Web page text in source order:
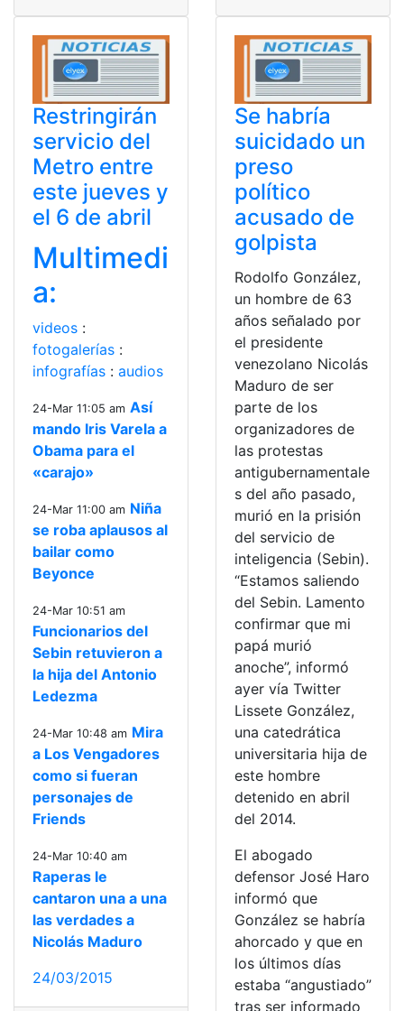
Restringirán
servicio del
Metro entre
este jueves y
el 6 de abril
Multimedi
a:
videos :
fotogalerías :
infografías : audios
24-Mar 11:05 am Así
mando Iris Varela a
Obama para el
«carajo»
24-Mar 11:00 am Niña
se roba aplausos al
bailar como
Beyonce
24-Mar 10:51 am
Funcionarios del
Sebin retuvieron a
la hija del Antonio
Ledezma
24-Mar 10:48 am Mira
a Los Vengadores
como si fueran
personajes de
Friends
24-Mar 10:40 am
Raperas le
cantaron una a una
las verdades a
Nicolás Maduro
24/03/2015
Se habría
suicidado un
preso
político
acusado de
golpista
Rodolfo González,
un hombre de 63
años señalado por
el presidente
venezolano Nicolás
Maduro de ser
parte de los
organizadores de
las protestas
antigubernamentale
s del año pasado,
murió en la prisión
del servicio de
inteligencia (Sebin).
“Estamos saliendo
del Sebin. Lamento
confirmar que mi
papá murió
anoche”, informó
ayer vía Twitter
Lissete González,
una catedrática
universitaria hija de
este hombre
detenido en abril
del 2014.
El abogado
defensor José Haro
informó que
González se habría
ahorcado y que en
los últimos días
estaba “angustiado”
tras ser informado